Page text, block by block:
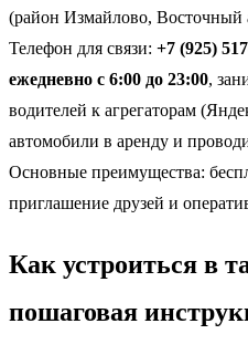
(район Измайлово, Восточный
Телефон для связи: +7 (925)
ежедневно с 6:00 до 23:00,
водителей к агрегаторам
автомобили в аренду и
Основные преимущества:
приглашение друзей и
Как устроиться в
пошаговая